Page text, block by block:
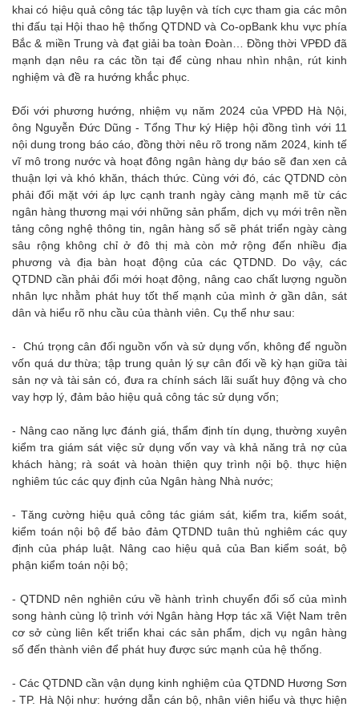
khai có hiệu quả công tác tập luyện và tích cực tham gia các môn
thi đấu tại Hội thao hệ thống QTDND và Co-opBank khu vực phía
Bắc & miền Trung và đạt giải ba toàn Đoàn… Đồng thời VPĐD đã
mạnh dạn nêu ra các tồn tại để cùng nhau nhìn nhận, rút kinh
nghiệm và đề ra hướng khắc phục.
Đối với phương hướng, nhiệm vụ năm 2024 của VPĐD Hà Nội,
ông Nguyễn Đức Dũng - Tổng Thư ký Hiệp hội đồng tình với 11
nội dung trong báo cáo, đồng thời nêu rõ trong năm 2024, kinh tế
vĩ mô trong nước và hoạt đông ngân hàng dự báo sẽ đan xen cả
thuận lợi và khó khăn, thách thức. Cùng với đó, các QTDND còn
phải đối mặt với áp lực cạnh tranh ngày càng mạnh mẽ từ các
ngân hàng thương mại với những sản phẩm, dịch vụ mới trên nền
tảng công nghệ thông tin, ngân hàng số sẽ phát triển ngày càng
sâu rộng không chỉ ở đô thị mà còn mở rộng đến nhiều địa
phương và địa bàn hoạt động của các QTDND. Do vậy, các
QTDND cần phải đổi mới hoạt động, nâng cao chất lượng nguồn
nhân lực nhằm phát huy tốt thế mạnh của mình ở gần dân, sát
dân và hiểu rõ nhu cầu của thành viên. Cụ thể như sau:
- Chú trọng cân đối nguồn vốn và sử dụng vốn, không để nguồn
vốn quá dư thừa; tập trung quản lý sự cân đối về kỳ hạn giữa tài
sản nợ và tài sản có, đưa ra chính sách lãi suất huy động và cho
vay hợp lý, đảm bảo hiệu quả công tác sử dụng vốn;
- Nâng cao năng lực đánh giá, thẩm định tín dụng, thường xuyên
kiểm tra giám sát việc sử dụng vốn vay và khả năng trả nợ của
khách hàng; rà soát và hoàn thiện quy trình nội bộ. thực hiện
nghiêm túc các quy định của Ngân hàng Nhà nước;
- Tăng cường hiệu quả công tác giám sát, kiểm tra, kiểm soát,
kiểm toán nội bộ để bảo đảm QTDND tuân thủ nghiêm các quy
định của pháp luật. Nâng cao hiệu quả của Ban kiểm soát, bộ
phận kiểm toán nội bộ;
- QTDND nên nghiên cứu về hành trình chuyển đổi số của mình
song hành cùng lộ trình với Ngân hàng Hợp tác xã Việt Nam trên
cơ sở cùng liên kết triển khai các sản phẩm, dịch vụ ngân hàng
số đến thành viên để phát huy được sức mạnh của hệ thống.
- Các QTDND cần vận dụng kinh nghiệm của QTDND Hương Sơn
- TP. Hà Nội như: hướng dẫn cán bộ, nhân viên hiểu và thực hiện